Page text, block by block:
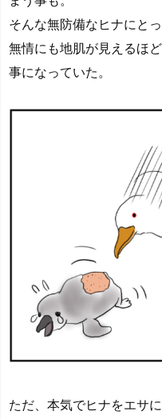
そんな無防備なヒナにと
無情にも地肌が見えるほ
事になっていた。
ただ、本気でヒナをエサ